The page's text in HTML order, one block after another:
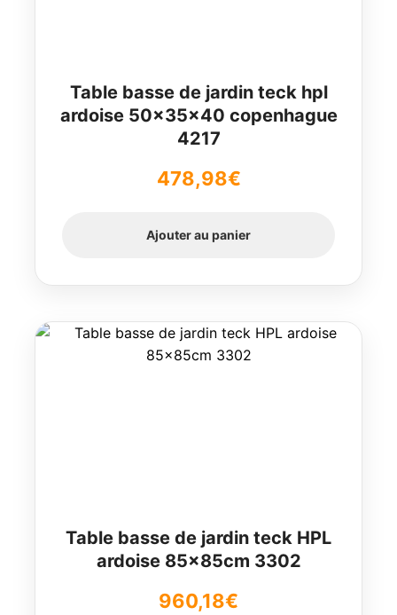
Table basse de jardin teck hpl
ardoise 50x35x40 copenhague
4217
478,98€
Ajouter au panier
Table basse de jardin teck HPL
ardoise 85x85cm 3302
960,18€